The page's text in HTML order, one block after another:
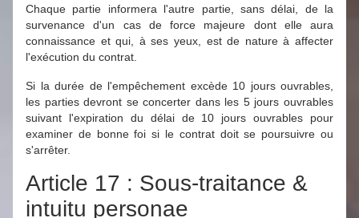
Chaque partie informera l'autre partie, sans délai, de la
survenance d'un cas de force majeure dont elle aura
connaissance et qui, à ses yeux, est de nature à affecter
l'exécution du contrat.
Si la durée de l'empêchement excède 10 jours ouvrables,
les parties devront se concerter dans les 5 jours ouvrables
suivant l'expiration du délai de 10 jours ouvrables pour
examiner de bonne foi si le contrat doit se poursuivre ou
s'arrêter.
Article 17 : Sous-traitance &
intuitu personae